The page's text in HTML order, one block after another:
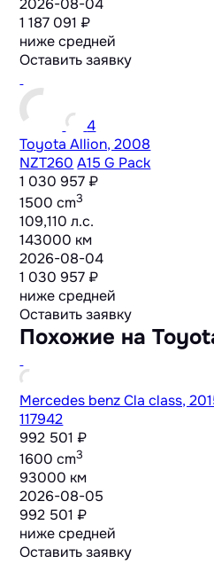
2026-08-04
1 187 091 ₽
ниже средней
Оставить заявку
4
Toyota Allion, 2008
NZT260 A15 G Pack
1 030 957 ₽
1500 cm3
109,110 л.с.
143000 км
2026-08-04
1 030 957 ₽
ниже средней
Оставить заявку
Похожие на
Mercedes benz Cla class,
117942
992 501 ₽
1600 cm3
93000 км
2026-08-05
992 501 ₽
ниже средней
Оставить заявку